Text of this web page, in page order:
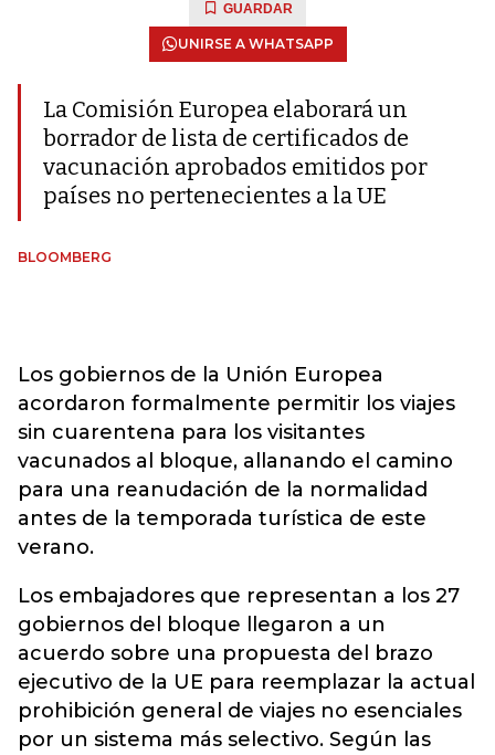
GUARDAR
UNIRSE A WHATSAPP
La Comisión Europea elaborará un
borrador de lista de certificados de
vacunación aprobados emitidos por
países no pertenecientes a la UE
BLOOMBERG
Los gobiernos de la Unión Europea
acordaron formalmente permitir los viajes
sin cuarentena para los visitantes
vacunados al bloque, allanando el camino
para una reanudación de la normalidad
antes de la temporada turística de este
verano.
Los embajadores que representan a los 27
gobiernos del bloque llegaron a un
acuerdo sobre una propuesta del brazo
ejecutivo de la UE para reemplazar la actual
prohibición general de viajes no esenciales
por un sistema más selectivo. Según las